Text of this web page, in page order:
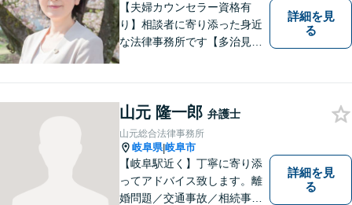
【夫婦カウンセラー資格有
り】相談者に寄り添った身近
な法律事務所です【多治見駅
市など東濃地方を中心エリア
として活動している法律事務
所です。
詳細を見
る
山元 隆一郎 弁護士
山元総合法律事務所
岐阜県|岐阜市
【岐阜駅近く】丁寧に寄り添
ってアドバイス致します。離
婚問題／交通事故／相続事件
詳細を見
る